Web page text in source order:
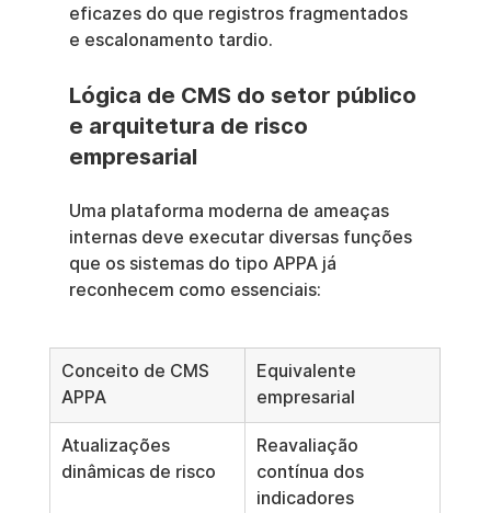
eficazes do que registros fragmentados
e escalonamento tardio.
Lógica de CMS do setor público
e arquitetura de risco
empresarial
Uma plataforma moderna de ameaças
internas deve executar diversas funções
que os sistemas do tipo APPA já
reconhecem como essenciais:
Conceito de CMS
APPA
Equivalente
empresarial
Atualizações
dinâmicas de risco
Reavaliação
contínua dos
indicadores